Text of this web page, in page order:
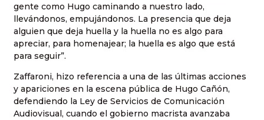
gente como Hugo caminando a nuestro lado,
llevándonos, empujándonos. La presencia que deja
alguien que deja huella y la huella no es algo para
apreciar, para homenajear; la huella es algo que está
para seguir”.
Zaffaroni, hizo referencia a una de las últimas acciones
y apariciones en la escena pública de Hugo Cañón,
defendiendo la Ley de Servicios de Comunicación
Audiovisual, cuando el gobierno macrista avanzaba